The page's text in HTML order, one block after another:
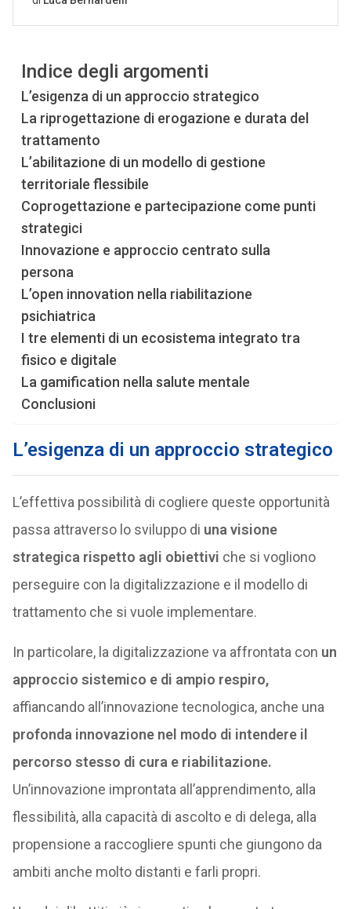
Indice degli argomenti
L’esigenza di un approccio strategico
La riprogettazione di erogazione e durata del
trattamento
L’abilitazione di un modello di gestione
territoriale flessibile
Coprogettazione e partecipazione come punti
strategici
Innovazione e approccio centrato sulla
persona
L’open innovation nella riabilitazione
psichiatrica
I tre elementi di un ecosistema integrato tra
fisico e digitale
La gamification nella salute mentale
Conclusioni
L’esigenza di un approccio strategico
L’effettiva possibilità di cogliere queste opportunità
passa attraverso lo sviluppo di una visione
strategica rispetto agli obiettivi che si vogliono
perseguire con la digitalizzazione e il modello di
trattamento che si vuole implementare.
In particolare, la digitalizzazione va affrontata con un
approccio sistemico e di ampio respiro,
affiancando all’innovazione tecnologica, anche una
profonda innovazione nel modo di intendere il
percorso stesso di cura e riabilitazione.
Un’innovazione improntata all’apprendimento, alla
flessibilità, alla capacità di ascolto e di delega, alla
propensione a raccogliere spunti che giungono da
ambiti anche molto distanti e farli propri.